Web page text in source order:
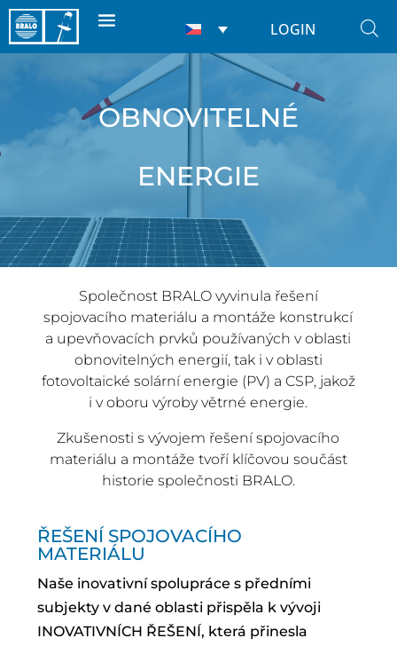
LOGIN
OBNOVITELNÉ
ENERGIE
Společnost BRALO vyvinula řešení
spojovacího materiálu a montáže konstrukcí
a upevňovacích prvků používaných v oblasti
obnovitelných energií, tak i v oblasti
fotovoltaické solární energie (PV) a CSP, jakož
i v oboru výroby větrné energie.
Zkušenosti s vývojem řešení spojovacího
materiálu a montáže tvoří klíčovou součást
historie společnosti BRALO.
ŘEŠENÍ SPOJOVACÍHO
MATERIÁLU
Naše inovativní spolupráce s předními
subjekty v dané oblasti přispěla k vývoji
INOVATIVNÍCH ŘEŠENÍ, která přinesla